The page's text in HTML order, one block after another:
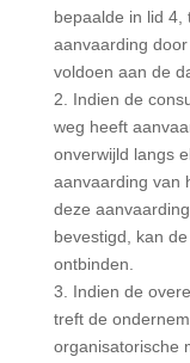
bepaalde in lid 4,
aanvaarding
voldoen aan de
2. Indien de
weg heeft
onverwijld langs
aanvaarding van
deze
bevestigd, kan
ontbinden.
3. Indien de
treft de
organisatorische